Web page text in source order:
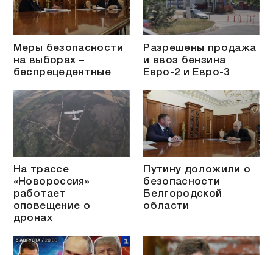
Меры безопасности
на выборах –
беспрецедентные
Разрешены продажа
и ввоз бензина
Евро-2 и Евро-3
На трассе
«Новороссия»
работает
оповещение о
дронах
Путину доложили о
безопасности
Белгородской
области